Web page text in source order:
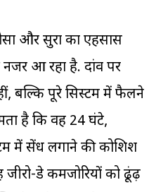
और सुरक्षा का एहसास
आ रहा है. दांव पर
बल्कि पूरे सिस्टम में फैलने
है कि वह 24 घंटे,
में सेंध लगाने की कोशिश
डे कमजोरियों को ढूंढ़